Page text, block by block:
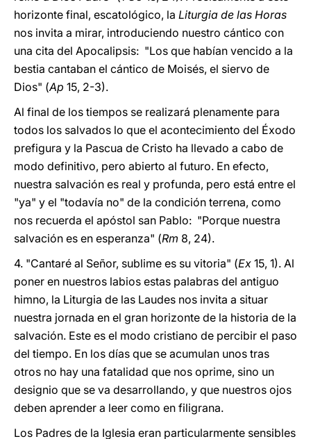
horizonte final, escatológico, la Liturgia de las Horas
nos invita a mirar, introduciendo nuestro cántico con
una cita del Apocalipsis: "Los que habían vencido a la
bestia cantaban el cántico de Moisés, el siervo de
Dios" (Ap 15, 2-3).
Al final de los tiempos se realizará plenamente para
todos los salvados lo que el acontecimiento del Éxodo
prefigura y la Pascua de Cristo ha llevado a cabo de
modo definitivo, pero abierto al futuro. En efecto,
nuestra salvación es real y profunda, pero está entre el
"ya" y el "todavía no" de la condición terrena, como
nos recuerda el apóstol san Pablo: "Porque nuestra
salvación es en esperanza" (Rm 8, 24).
4. "Cantaré al Señor, sublime es su vitoria" (Ex 15, 1). Al
poner en nuestros labios estas palabras del antiguo
himno, la Liturgia de las Laudes nos invita a situar
nuestra jornada en el gran horizonte de la historia de la
salvación. Este es el modo cristiano de percibir el paso
del tiempo. En los días que se acumulan unos tras
otros no hay una fatalidad que nos oprime, sino un
designio que se va desarrollando, y que nuestros ojos
deben aprender a leer como en filigrana.
Los Padres de la Iglesia eran particularmente sensibles